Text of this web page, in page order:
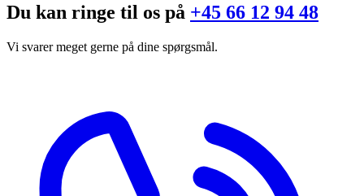
Du kan ringe til os på +45 66 12 94 48
Vi svarer meget gerne på dine spørgsmål.